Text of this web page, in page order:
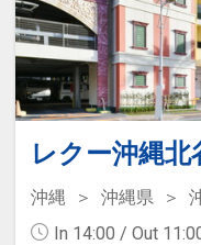
※他の割引と
※割引適用後
ーからお進み
「空室照会結
さい。
※宿泊期間中
氏名・客室タ
一であること
レクー沖縄北
沖縄 沖縄県
In 14:00 / Out